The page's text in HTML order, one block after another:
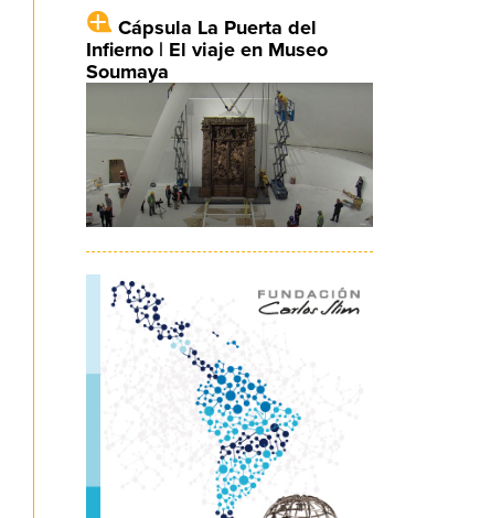
Cápsula La Puerta del
Infierno | El viaje en Museo
Soumaya